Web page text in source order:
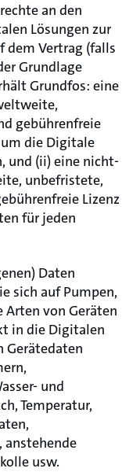
an den
Lösungen zur
dem Vertrag (falls
Grundlage
Grundfos: eine
gebührenfreie
die Digitale
und (ii) eine nicht-
unbefristete,
Lizenz
für jeden
Daten
sich auf Pumpen,
Arten von Geräten
in die Digitalen
Gerätedaten
und
Temperatur,
anstehende
usw.